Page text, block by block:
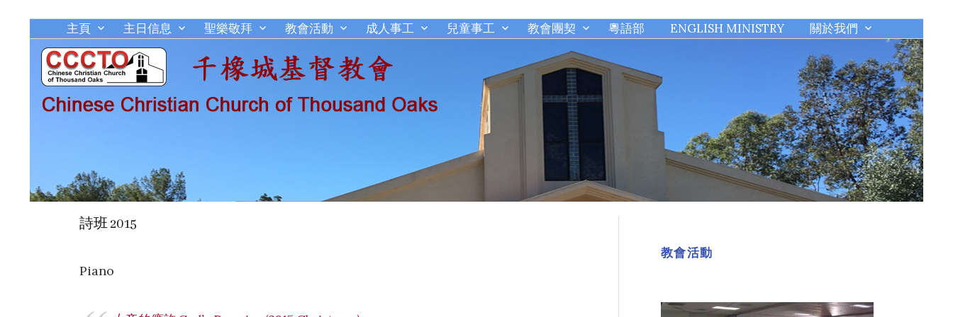
主頁 主日信息 聖樂敬拜 教會活動 成人事工 兒童事工 教會團契 粵語部 ENGLISH MINISTRY 關於我們
詩班 2015
Piano
教會活動